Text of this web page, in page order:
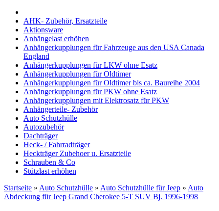
AHK- Zubehör, Ersatzteile
Aktionsware
Anhängelast erhöhen
Anhängerkupplungen für Fahrzeuge aus den USA Canada
England
Anhängerkupplungen für LKW ohne Esatz
Anhängerkupplungen für Oldtimer
Anhängerkupplungen für Oldtimer bis ca. Baureihe 2004
Anhängerkupplungen für PKW ohne Esatz
Anhängerkupplungen mit Elektrosatz für PKW
Anhängerteile- Zubehör
Auto Schutzhülle
Autozubehör
Dachträger
Heck- / Fahrradträger
Heckträger Zubehoer u. Ersatzteile
Schrauben & Co
Stützlast erhöhen
Startseite » Auto Schutzhülle » Auto Schutzhülle für Jeep » Auto
Abdeckung für Jeep Grand Cherokee 5-T SUV Bj. 1996-1998